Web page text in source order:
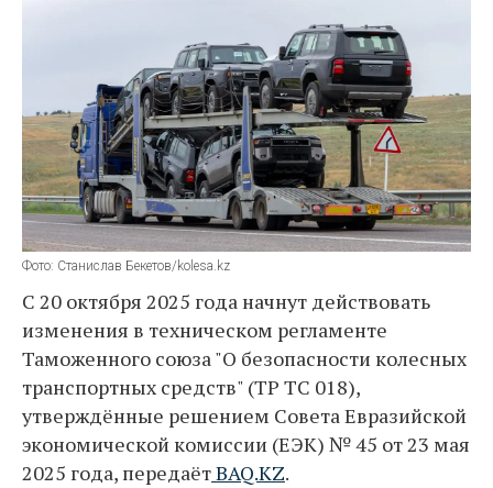
Фото: Станислав Бекетов/kolesa.kz
С 20 октября 2025 года начнут действовать
изменения в техническом регламенте
Таможенного союза "О безопасности колесных
транспортных средств" (ТР ТС 018),
утверждённые решением Совета Евразийской
экономической комиссии (ЕЭК) № 45 от 23 мая
2025 года, передаётBAQ.KZ.